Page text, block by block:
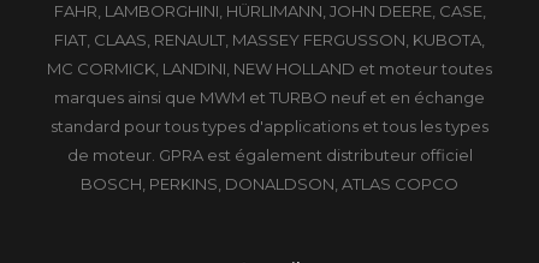
FAHR, LAMBORGHINI, HÜRLIMANN, JOHN DEERE, CASE,
FIAT, CLAAS, RENAULT, MASSEY FERGUSSON, KUBOTA,
MC CORMICK, LANDINI, NEW HOLLAND et moteur toutes
marques ainsi que MWM et TURBO neuf et en échange
standard pour tous types d'applications et tous les types
de moteur. GPRA est également distributeur officiel
BOSCH, PERKINS, DONALDSON, ATLAS COPCO